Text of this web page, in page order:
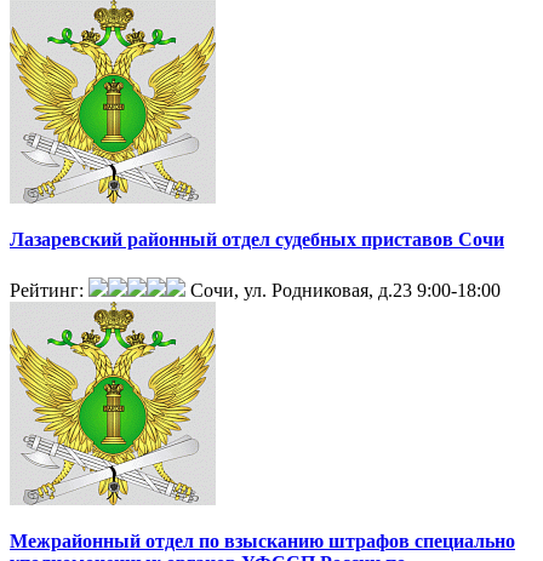
Лазаревский районный отдел судебных приставов Сочи
Рейтинг: Сочи, ул. Родниковая, д.23 9:00-18:00
Межрайонный отдел по взысканию штрафов специально